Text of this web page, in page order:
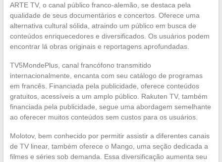
ARTE TV, o canal público franco-alemão, se destaca pela
qualidade de seus documentários e concertos. Oferece uma
alternativa cultural sólida, atraindo um público em busca de
conteúdos enriquecedores e diversificados. Os usuários podem
encontrar lá obras originais e reportagens aprofundadas.
TV5MondePlus, canal francófono transmitido
internacionalmente, encanta com seu catálogo de programas
em francês. Financiada pela publicidade, oferece conteúdos
gratuitos, acessíveis a um amplo público. Rakuten TV, também
financiada pela publicidade, segue uma abordagem semelhante
ao oferecer muitos conteúdos sem custos para os usuários.
Molotov, bem conhecido por permitir assistir a diferentes canais
de TV linear, também oferece o Mango, uma seção dedicada a
filmes e séries sob demanda. Essa diversificação aumenta seu